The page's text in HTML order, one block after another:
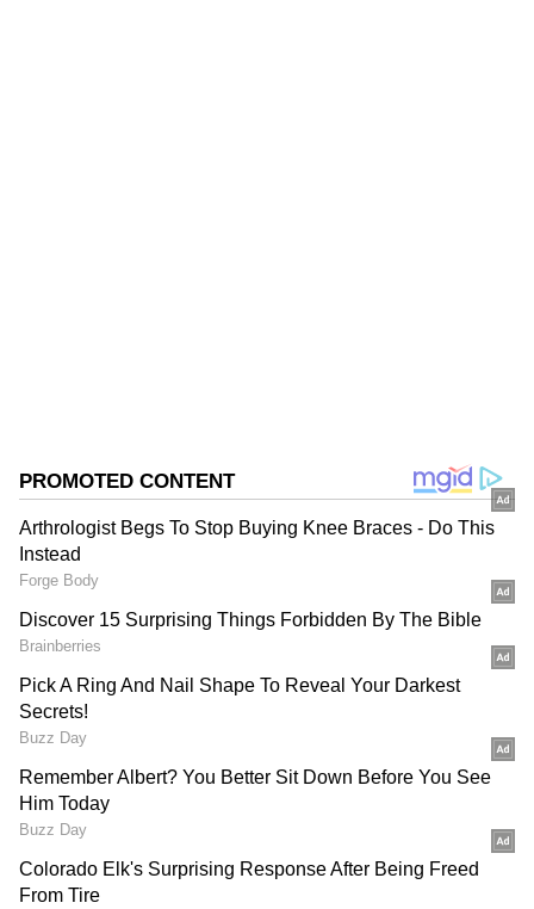
தமிழ் சினிமா
நிகழ்ச்சிகள்(Tamil TV Shows),
செலிபிரிட்டி செய்திகள் மற்றும்